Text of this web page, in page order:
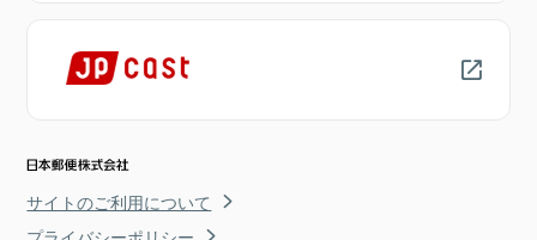
サイトのご利用について